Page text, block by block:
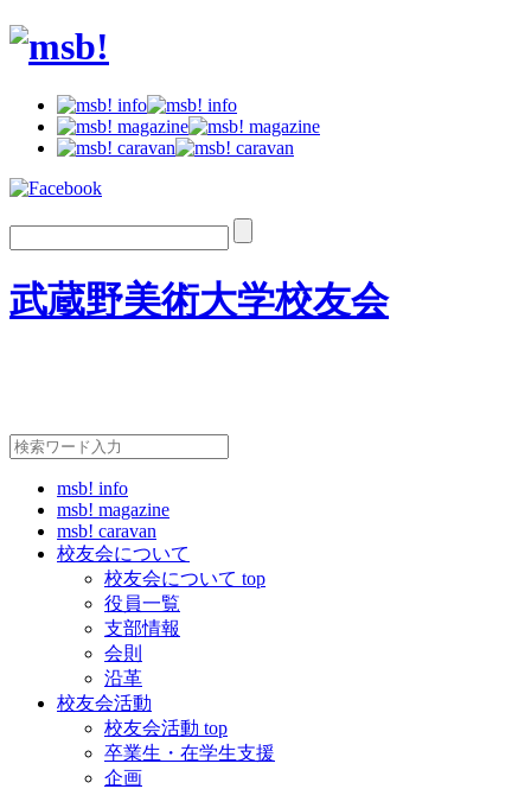
武蔵野美術大学校友会
msb! info
msb! magazine
msb! caravan
校友会について
校友会について top
役員一覧
支部情報
会則
沿革
校友会活動
校友会活動 top
卒業生・在学生支援
企画